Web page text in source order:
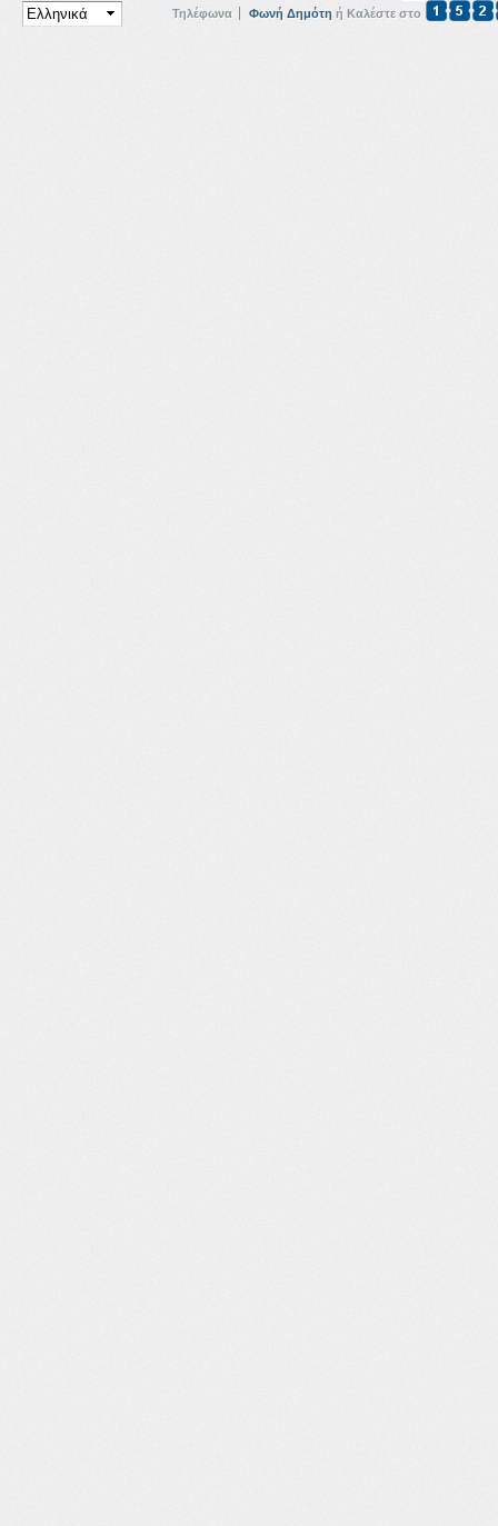
Τηλέφωνα Φωνή Δημότη ή Καλέστε στο